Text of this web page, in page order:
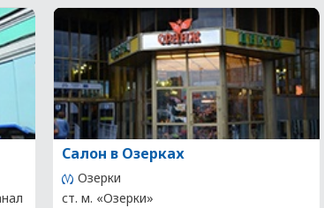
Салон в Озерках
Озерки
ст. м. «Озерки»